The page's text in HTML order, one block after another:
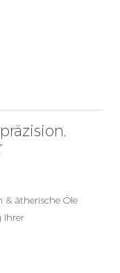
& ätherische Öle
Ihrer